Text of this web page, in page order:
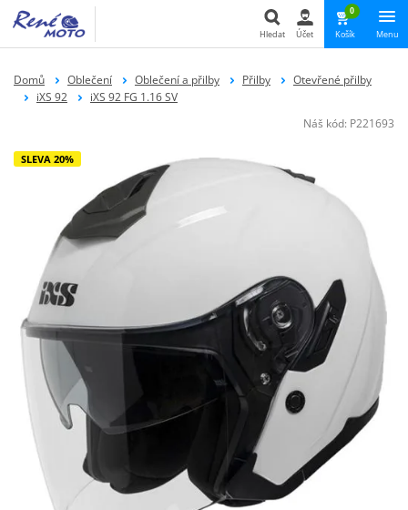
Hledat
Hledat Účet
0
Košík Menu
Domů Oblečení Oblečení a přilby Přilby
Otevřené přilby
iXS 92
iXS 92 FG 1.16 SV
Náš kód: P221693
SLEVA 20%